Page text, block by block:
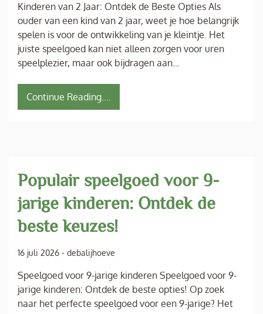
Kinderen van 2 Jaar: Ontdek de Beste Opties Als
ouder van een kind van 2 jaar, weet je hoe belangrijk
spelen is voor de ontwikkeling van je kleintje. Het
juiste speelgoed kan niet alleen zorgen voor uren
speelplezier, maar ook bijdragen aan…
Continue Reading....
Populair speelgoed voor 9-
jarige kinderen: Ontdek de
beste keuzes!
16 juli 2026 - debalijhoeve
Speelgoed voor 9-jarige kinderen Speelgoed voor 9-
jarige kinderen: Ontdek de beste opties! Op zoek
naar het perfecte speelgoed voor een 9-jarige? Het